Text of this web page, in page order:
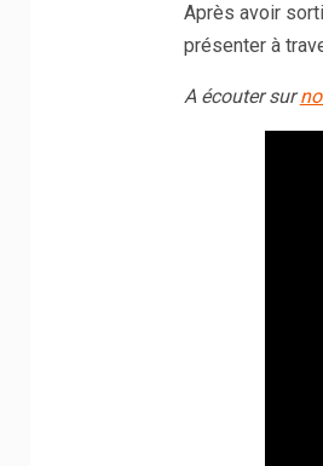
Après avoir
présenter à
A écouter sur